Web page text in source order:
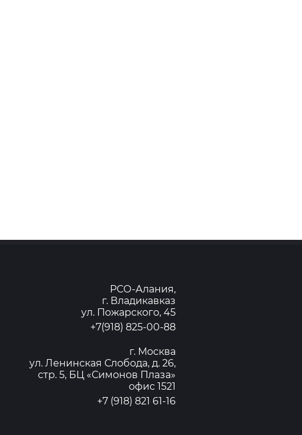
РСО-Алания,
г. Владикавказ
ул. Пожарского, 45
+7(918) 825-00-88
г. Москва
ул. Ленинская Слобода, д. 26,
стр. 5, БЦ «Симонов Плаза»
офис 1521
+7 (918) 821 61-16